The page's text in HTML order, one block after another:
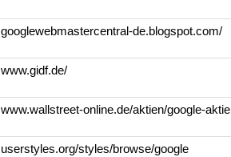
googlewebmastercentral-de.blogspot.com/
www.gidf.de/
www.wallstreet-online.de/aktien/google-aktie
userstyles.org/styles/browse/google